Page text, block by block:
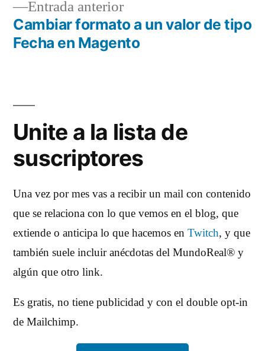
entradas
Entrada anteriorEntrada
anterior:
Cambiar formato a un valor de tipo
Fecha en Magento
Unite a la lista de
suscriptores
Una vez por mes vas a recibir un mail con contenido
que se relaciona con lo que vemos en el blog, que
extiende o anticipa lo que hacemos en Twitch, y que
también suele incluir anécdotas del MundoReal® y
algún que otro link.
Es gratis, no tiene publicidad y con el double opt-in
de Mailchimp.